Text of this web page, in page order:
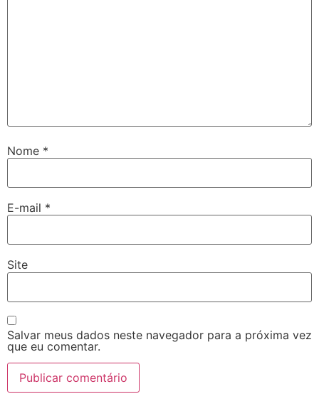
Nome *
E-mail *
Site
Salvar meus dados neste navegador para a próxima vez
que eu comentar.